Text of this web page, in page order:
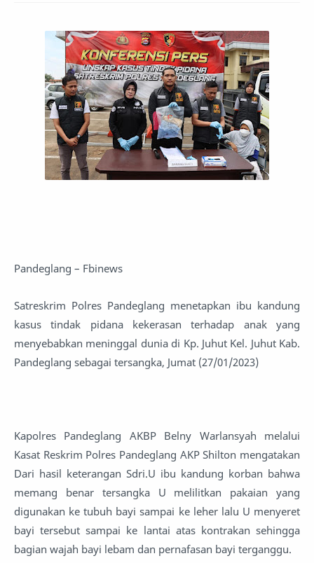
Pandeglang – Fbinews
Satreskrim Polres Pandeglang menetapkan ibu kandung
kasus tindak pidana kekerasan terhadap anak yang
menyebabkan meninggal dunia di Kp. Juhut Kel. Juhut Kab.
Pandeglang sebagai tersangka, Jumat (27/01/2023)
Kapolres Pandeglang AKBP Belny Warlansyah melalui
Kasat Reskrim Polres Pandeglang AKP Shilton mengatakan
Dari hasil keterangan Sdri.U ibu kandung korban bahwa
memang benar tersangka U melilitkan pakaian yang
digunakan ke tubuh bayi sampai ke leher lalu U menyeret
bayi tersebut sampai ke lantai atas kontrakan sehingga
bagian wajah bayi lebam dan pernafasan bayi terganggu.